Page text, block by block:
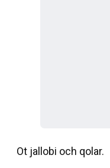
Ot jallobi och qolar.